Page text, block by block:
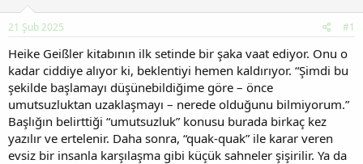
b
a
ş
a
t
a
n
ç
a
r
i
h
i
21 Şub 2025 #1
Heike Geißler kitabının ilk setinde bir şaka vaat ediyor. Onu o
kadar ciddiye alıyor ki, beklentiyi hemen kaldırıyor. “Şimdi bu
şekilde başlamayı düşünebildiğime göre – önce
umutsuzluktan uzaklaşmayı – nerede olduğunu bilmiyorum.”
Başlığın belirttiği “umutsuzluk” konusu burada birkaç kez
yazılır ve ertelenir. Daha sonra, “quak-quak” ile karar veren
evsiz bir insanla karşılaşma gibi küçük sahneler şişirilir. Ya da